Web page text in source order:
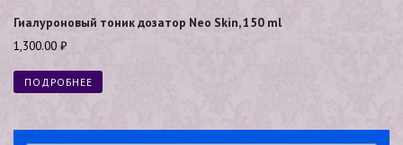
Гиалуроновый тоник дозатор Neo Skin, 150 ml
1,300.00 ₽
ПОДРОБНЕЕ